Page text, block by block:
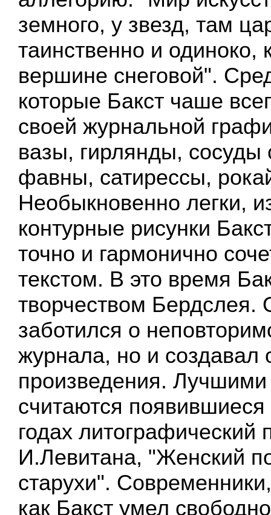
земного, у звезд, там
таинственно и одиноко,
вершине снеговой".
которые Бакст чаше
своей журнальной
вазы, гирлянды,
фавны, сатирессы,
Необыкновенно легки,
контурные рисунки
точно и гармонично
текстом. В это время
творчеством Бердслея.
заботился о
журнала, но и создавал
произведения. Лучшими
считаются
годах литографический
И.Левитана, "Женский
старухи".
как Бакст умел